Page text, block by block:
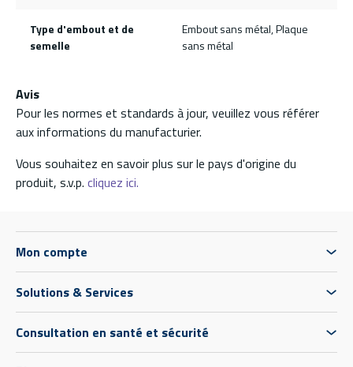
Type d'embout et de
semelle
Embout sans métal, Plaque
sans métal
Avis
Pour les normes et standards à jour, veuillez vous référer
aux informations du manufacturier.
Vous souhaitez en savoir plus sur le pays d'origine du
produit, s.v.p. cliquez ici.
Mon compte
Solutions & Services
Consultation en santé et sécurité